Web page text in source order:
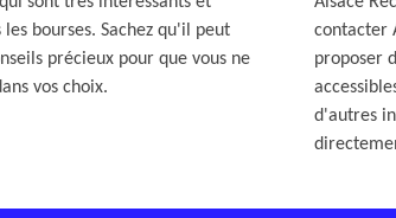
bourses. Sachez qu'il peut
précieux pour que vous ne
vos choix.
contacter
proposer
d'autres